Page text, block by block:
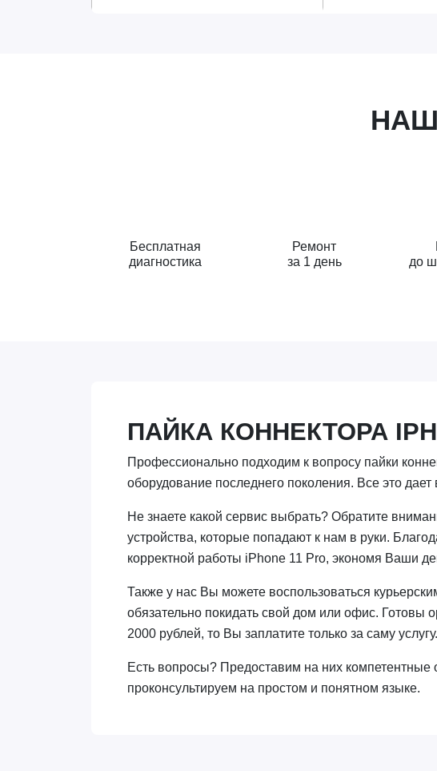
Бесплатная
диагностика
Ремонт
за 1 день
до
ПАЙКА КОННЕКТОРА
Профессионально подходим к вопросу пайки
оборудование последнего поколения. Все это
Не знаете какой сервис выбрать? Обратите
устройства, которые попадают к нам в руки.
корректной работы iPhone 11 Pro, экономя Ваши
Также у нас Вы можете воспользоваться
обязательно покидать свой дом или офис. Готовы
2000 рублей, то Вы заплатите только за саму услугу.
Есть вопросы? Предоставим на них
проконсультируем на простом и понятном языке.